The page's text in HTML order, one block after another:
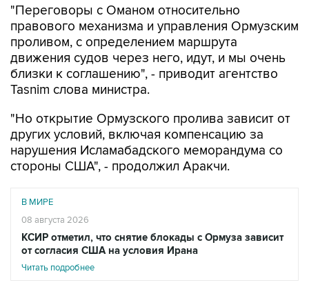
"Переговоры с Оманом относительно
правового механизма и управления Ормузским
проливом, с определением маршрута
движения судов через него, идут, и мы очень
близки к соглашению", - приводит агентство
Tasnim слова министра.
"Но открытие Ормузского пролива зависит от
других условий, включая компенсацию за
нарушения Исламабадского меморандума со
стороны США", - продолжил Аракчи.
В МИРЕ
08 августа 2026
КСИР отметил, что снятие блокады с Ормуза зависит
от согласия США на условия Ирана
Читать подробнее